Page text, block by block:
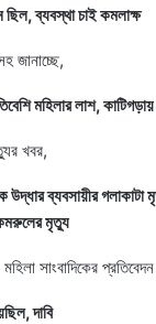
ব্যবস্থা চাই কমলাক্ষ
জানাচ্ছে,
মহিলার লাশ, কাটিগড়ায়
খবর,
উদ্ধার ব্যবসায়ীর গলাকাটা
মৃত্যু
সাংবাদিকের
দাবি